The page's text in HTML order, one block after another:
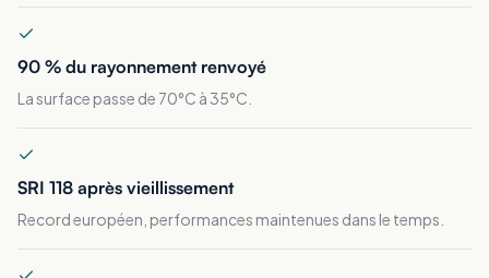
90 % du rayonnement renvoyé
La surface passe de 70°C à 35°C.
SRI 118 après vieillissement
Record européen, performances maintenues dans le temps.